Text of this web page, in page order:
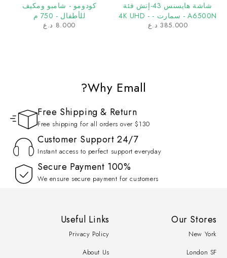
شاشة هايسنس 43-إنش فئة
A6500N - سمارت - 4K UHD -
LED - 60 هرتز - جوجل تي ف385.000 د.ع
كودومو - شامبو ومكيف
للأطفال - 750 م
8.000 د.ع
Why Emall?
Free Shipping & Return
Free shipping for all orders over $130
Customer Support 24/7
Instant access to perfect support everyday
100% Secure Payment
We ensure secure payment for customers
Our Stores
New York
London SF
Useful Links
Privacy Policy
About Us